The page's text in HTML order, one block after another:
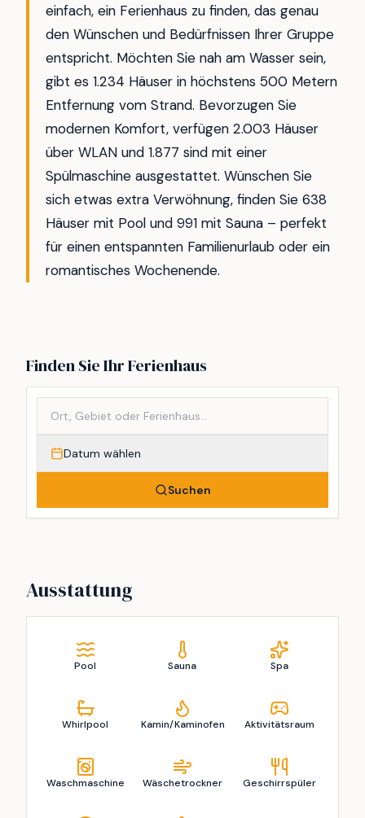
einfach, ein Ferienhaus zu finden, das genau
den Wünschen und Bedürfnissen Ihrer Gruppe
entspricht. Möchten Sie nah am Wasser sein,
gibt es 1.234 Häuser in höchstens 500 Metern
Entfernung vom Strand. Bevorzugen Sie
modernen Komfort, verfügen 2.003 Häuser
über WLAN und 1.877 sind mit einer
Spülmaschine ausgestattet. Wünschen Sie
sich etwas extra Verwöhnung, finden Sie 638
Häuser mit Pool und 991 mit Sauna – perfekt
für einen entspannten Familienurlaub oder ein
romantisches Wochenende.
Finden Sie Ihr Ferienhaus
Datum wählen
Suchen
Ausstattung
Pool Sauna Spa
Whirlpool Kamin/Kaminofen Aktivitätsraum
Waschmaschine Wäschetrockner Geschirrspüler